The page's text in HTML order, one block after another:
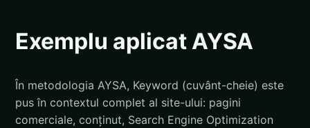
Exemplu aplicat AYSA
În metodologia AYSA, Keyword (cuvânt-cheie) este
pus în contextul complet al site-ului: pagini
comerciale, conținut, Search Engine Optimization